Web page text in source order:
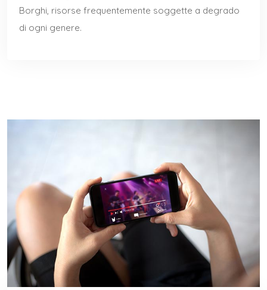
Borghi, risorse frequentemente soggette a degrado
di ogni genere.